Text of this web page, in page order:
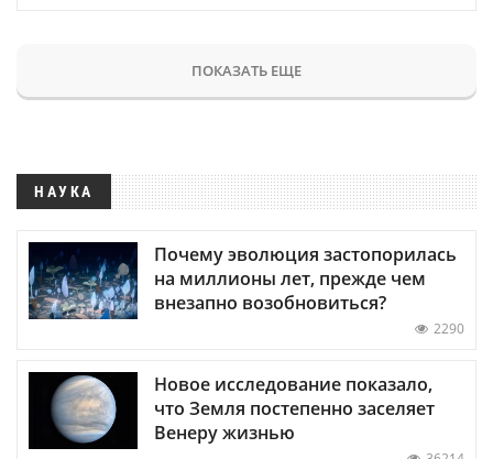
ПОКАЗАТЬ ЕЩЕ
НАУКА
Почему эволюция застопорилась
на миллионы лет, прежде чем
внезапно возобновиться?
2290
Новое исследование показало,
что Земля постепенно заселяет
Венеру жизнью